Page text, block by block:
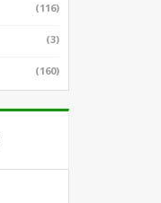
(116)
(3)
(160)